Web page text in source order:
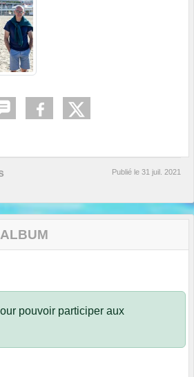
Publié le 31 juil. 2021
pouvoir participer aux